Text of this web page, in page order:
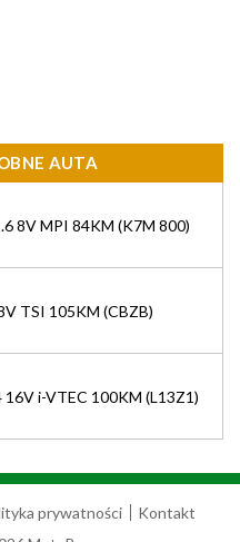
AUTA
8V MPI 84KM (K7M 800)
TSI 105KM (CBZB)
16V i-VTEC 100KM (L13Z1)
prywatności
Kontakt